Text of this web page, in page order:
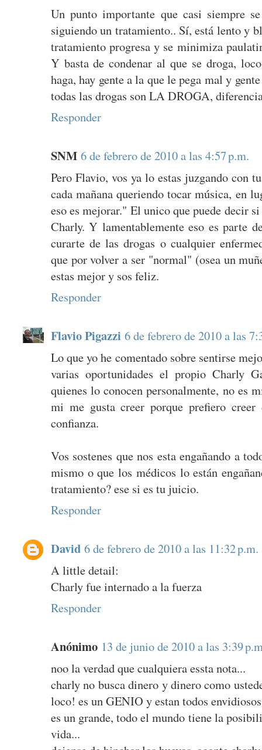
Un punto importante que casi siempre
siguiendo un tratamiento.. Sí, está lento y
tratamiento progresa y se minimiza
Y basta de condenar al que se droga,
haga, hay gente a la que le pega mal y
todas las drogas son LA DROGA,
Responder
SNM 6 de febrero de 2010 a las 4:57 p.m.
Pero Flavio, vos ya lo estas juzgando con
cada mañana queriendo tocar música, en
eso es mejorar." El unico que puede decir
Charly. Y lamentablemente eso es parte
curarte de las drogas o cualquier
que por volver a ser "normal" (osea un
estas mejor y sos feliz.
Responder
Flavio Pigazzi 6 de febrero de 2010 a las
Lo que yo he comentado sobre sentirse
varias oportunidades el propio Charly
quienes lo conocen personalmente, no es
mi me gusta creer porque prefiero
confianza.
Vos sostenes que nos esta engañando a
mismo o que los médicos lo están
tratamiento? ese si es tu juicio.
Responder
David 6 de febrero de 2010 a las 11:32 p.m.
A little detail:
Charly fue internado a la fuerza
Responder
Anónimo 13 de junio de 2010 a las 3:39
noo la verdad que cualquiera essta nota...
charly no busca dinero y dinero como
loco! es un GENIO y estan todos
es un grande, todo el mundo tiene la
vida...